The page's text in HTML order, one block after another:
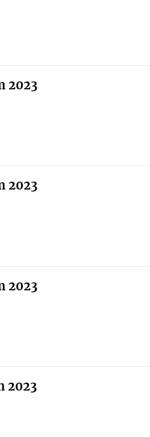
2023
2023
2023
2023